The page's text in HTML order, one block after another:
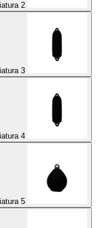
Talamex copertura parabordi star 3 nera miniatura 2
Talamex copertura parabordi star 3 nera miniatura 3
Talamex copertura parabordi star 3 nera miniatura 4
Talamex copertura parabordi star 3 nera miniatura 5